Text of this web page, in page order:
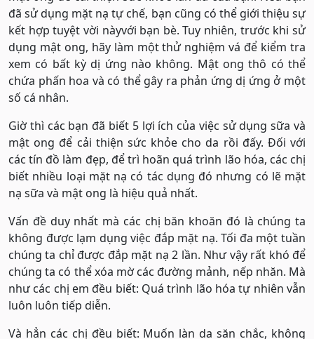
đã sử dụng mặt nạ tự chế, bạn cũng có thể giới thiệu sự
kết hợp tuyệt vời nàyvới bạn bè. Tuy nhiên, trước khi sử
dụng mật ong, hãy làm một thử nghiệm vá để kiểm tra
xem có bất kỳ dị ứng nào không. Mật ong thô có thể
chứa phấn hoa và có thể gây ra phản ứng dị ứng ở một
số cá nhân.
Giờ thì các bạn đã biết 5 lợi ích của việc sử dụng sữa và
mật ong để cải thiện sức khỏe cho da rồi đấy. Đối với
các tín đồ làm đẹp, để trì hoãn quá trình lão hóa, các chị
biết nhiều loại mặt nạ có tác dụng đó nhưng có lẽ mặt
nạ sữa và mật ong là hiệu quả nhất.
Vấn đề duy nhất mà các chị băn khoăn đó là chúng ta
không được lạm dụng việc đắp mặt nạ. Tối đa một tuần
chúng ta chỉ được đắp mặt nạ 2 lần. Như vậy rất khó để
chúng ta có thể xóa mờ các đường mảnh, nếp nhăn. Mà
như các chị em đều biết: Quá trình lão hóa tự nhiên vẫn
luôn luôn tiếp diễn.
Và hẳn các chị đều biết: Muốn làn da săn chắc, không